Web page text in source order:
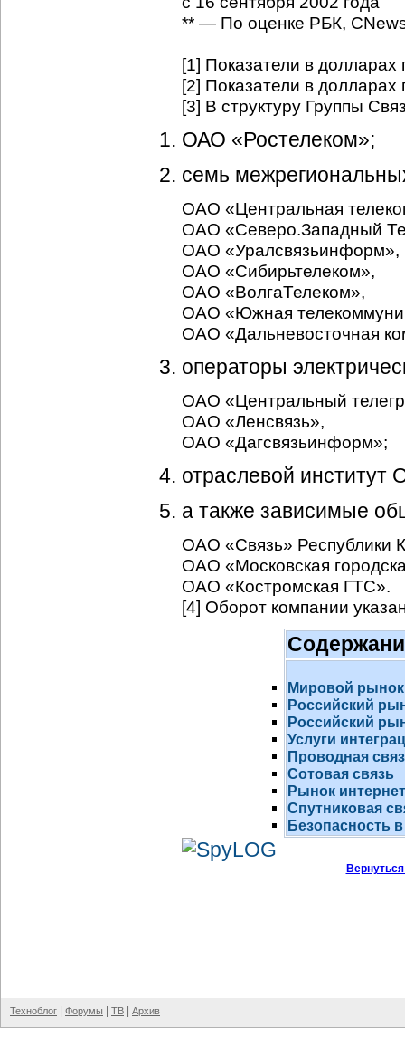
** — По оценке РБК,
[1] Показатели в долларах
[2] Показатели в долларах
[3] В структуру Группы
ОАО «Ростелеком»;
семь
ОАО «Центральная
ОАО «Северо.Западный
ОАО «Уралсвязьинформ»,
ОАО «Сибирьтелеком»,
ОАО «ВолгаТелеком»,
ОАО «Южная
ОАО «Дальневосточная
операторы
ОАО «Центральный
ОАО «Ленсвязь»,
ОАО «Дагсвязьинфоpм»;
отраслевой институт
а также зависимые
ОАО «Связь» Республики
ОАО «Московская
ОАО «Костpомская ГТС».
[4] Оборот компании
Мировой рынок
Российский
Российский
Услуги
Проводная
Сотовая связь
Рынок
Спутниковая
Безопасность
Техноблог Форумы ТВ Архив